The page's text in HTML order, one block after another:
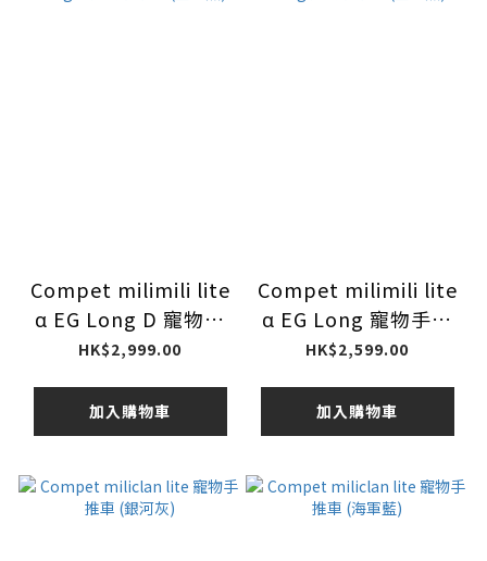
Compet milimili lite
α EG Long D 寵物手
推車 (星空黑)
HK$2,999.00
加入購物車
Compet milimili lite
α EG Long 寵物手推
車 (星空黑)
HK$2,599.00
加入購物車